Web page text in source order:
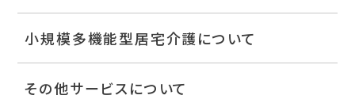
小規模多機能型居宅介護について
その他サービスについて